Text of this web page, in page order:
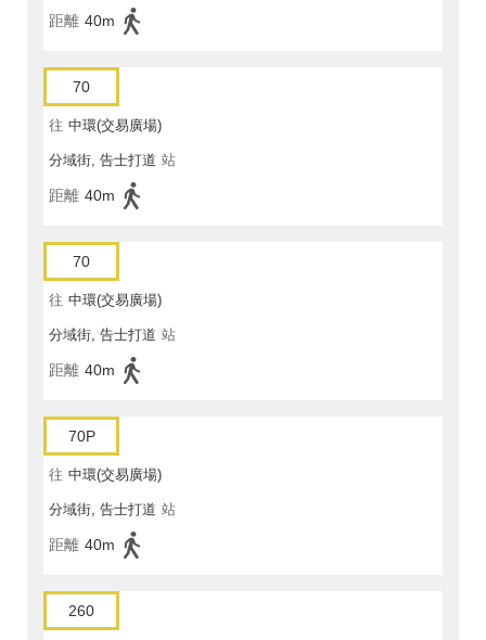
距離 40m
70
往 中環(交易廣場)
分域街, 告士打道 站
距離 40m
70
往 中環(交易廣場)
分域街, 告士打道 站
距離 40m
70P
往 中環(交易廣場)
分域街, 告士打道 站
距離 40m
260